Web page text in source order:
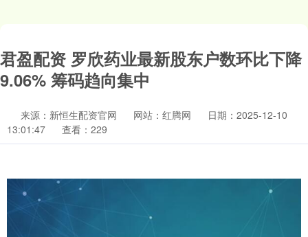
君盈配资 罗欣药业最新股东户数环比下降
9.06% 筹码趋向集中
来源：新恒生配资官网 网站：红腾网
日期：2025-12-10
13:01:47
查看：229